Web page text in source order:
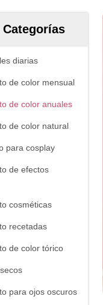
Categorías
diarias
de color mensual
de color anuales
de color natural
para cosplay
de efectos
cosméticas
recetadas
de color tórico
para ojos oscuros